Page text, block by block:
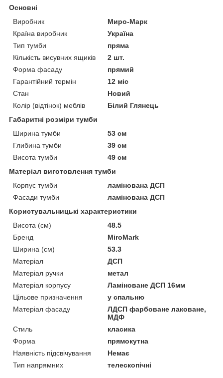
Основні
Виробник
Миро-Марк
Країна виробник
Україна
Тип тумби
пряма
Кількість висувних ящиків
2 шт.
Форма фасаду
прямий
Гарантійний термін
12 міс
Стан
Новий
Колір (відтінок) меблів
Білий Глянець
Габаритні розміри тумби
Ширина тумби
53 см
Глибина тумби
39 см
Висота тумби
49 см
Матеріал виготовлення тумби
Корпус тумби
ламінована ДСП
Фасади тумби
ламінована ДСП
Користувальницькі характеристики
Висота (см)
48.5
Бренд
MiroMark
Ширина (см)
53.3
Матеріал
ДСП
Матеріал ручки
метал
Матеріал корпусу
Ламіноване ДСП 16мм
Цільове призначення
у спальню
Матеріал фасаду
ЛДСП фарбоване лаковане,
МДФ
Стиль
класика
Форма
прямокутна
Наявність підсвічування
Немає
Тип напрямних
телескопічні